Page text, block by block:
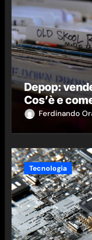
Depop:
Cos’è e
Ferdinando
Tecnologia